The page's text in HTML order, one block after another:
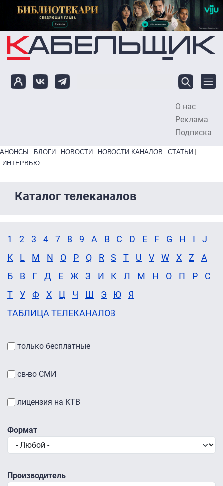
Перейти к основному содержанию
О нас
Реклама
Подписка
Primary links bottom
АНОНСЫ БЛОГИ НОВОСТИ НОВОСТИ КАНАЛОВ
СТАТЬИ
ИНТЕРВЬЮ
Каталог телеканалов
1 2 3 4 7 8 9 A B C D E F G H I
J
K
L M N O P Q R S T U V W X Z
А
Б
В Г Д Е Ж З И К Л М Н О П Р
С
Т
У Ф Х Ц Ч Ш Э Ю
Я
ТАБЛИЦА ТЕЛЕКАНАЛОВ
только бесплатные
св-во СМИ
лицензия на КТВ
Формат
Производитель